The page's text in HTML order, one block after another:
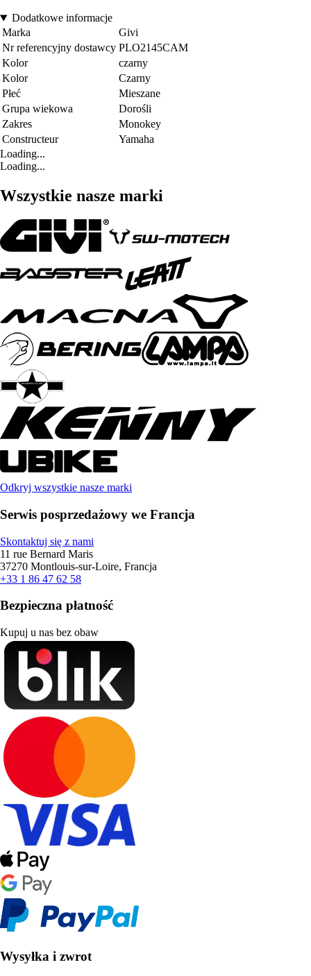
Dodatkowe informacje
Marka
Givi
Nr referencyjny dostawcy PLO2145CAM
Kolor
czarny
Kolor
Czarny
Płeć
Mieszane
Grupa wiekowa
Dorośli
Zakres
Monokey
Constructeur
Yamaha
Loading...
Loading...
Wszystkie nasze marki
Odkryj wszystkie nasze marki
Serwis posprzedażowy we Francja
Skontaktuj się z nami
11 rue Bernard Maris
37270 Montlouis-sur-Loire, Francja
+33 1 86 47 62 58
Bezpieczna płatność
Kupuj u nas bez obaw
Wysyłka i zwrot